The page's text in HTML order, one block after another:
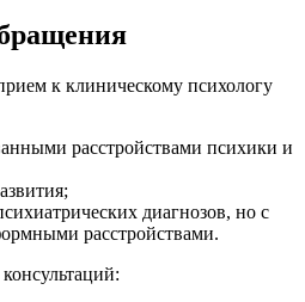
к клиническому психологу
расстройствами психики и
диагнозов, но с
расстройствами.